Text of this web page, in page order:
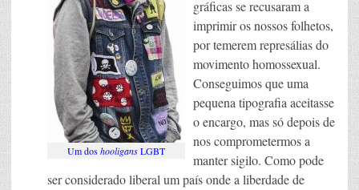
Um doshooligansLGBT
gráficas se recusaram a
imprimir os nossos folhetos,
por temerem represálias do
movimento homossexual.
Conseguimos que uma
pequena tipografia aceitasse
o encargo, mas só depois de
nos comprometermos a
manter sigilo. Como pode
ser considerado liberal um país onde a liberdade de